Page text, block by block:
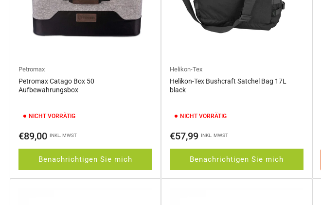
Petromax
Petromax Catago Box 50
Aufbewahrungsbox
NICHT VORRÄTIG
Normaler
€89,00 INKL. MWST
Benachrichtigen Sie mich
Helikon-Tex
Helikon-Tex Bushcraft Satchel Bag 17L
black
NICHT VORRÄTIG
Normaler
€57,99 INKL. MWST
Benachrichtigen Sie mich